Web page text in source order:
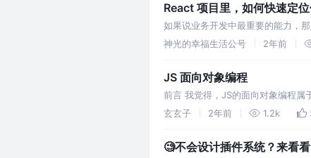
React 项目里，如何快速定
如果说业务开发中最重要的能力，
来不难，但是要定位在哪里改比较
神光的幸福生活公号 2年前
JS 面向对象编程
前言 我觉得，JS的面向对象编程属
解。 先说一下面向对象编程在JS中
玄玄子 2年前 1.2k
🧐不会设计插件系统？来看